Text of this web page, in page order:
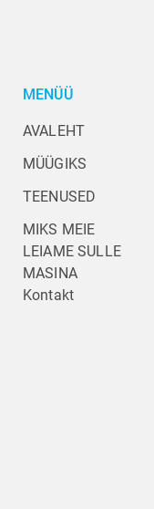
MENÜÜ
AVALEHT
MÜÜGIKS
TEENUSED
MIKS MEIE
LEIAME SULLE
MASINA
Kontakt